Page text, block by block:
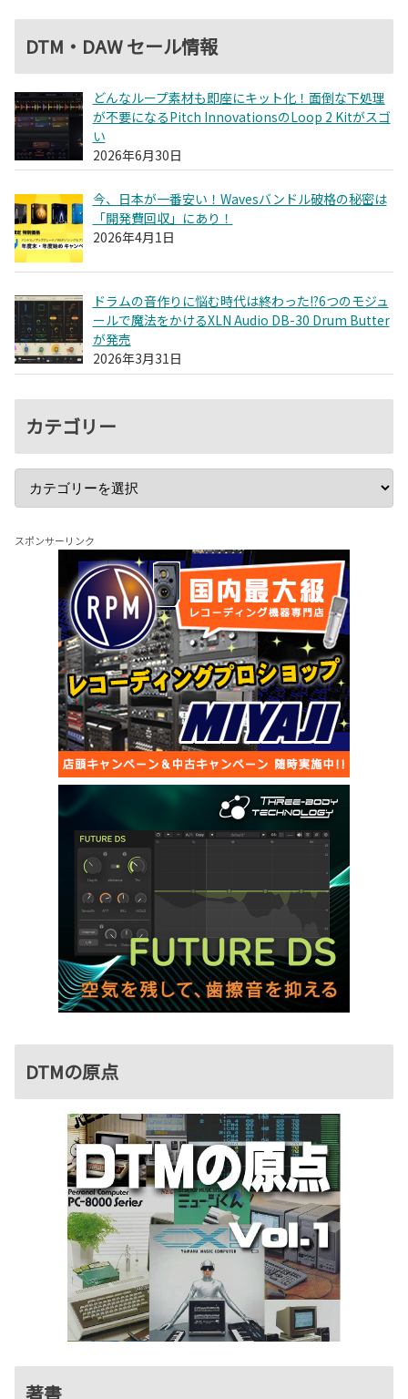
DTM・DAW セール情報
どんなループ素材も即座にキット化！面倒な下処理
が不要になるPitch InnovationsのLoop 2 Kitがスゴ
い
2026年6月30日
今、日本が一番安い！Wavesバンドル破格の秘密は
「開発費回収」にあり！
2026年4月1日
ドラムの音作りに悩む時代は終わった!?6つのモジュ
ールで魔法をかけるXLN Audio DB-30 Drum Butter
が発売
2026年3月31日
カテゴリー
スポンサーリンク
DTMの原点
著書